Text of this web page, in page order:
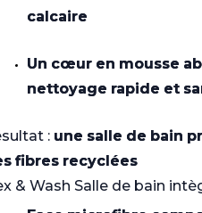
calcaire
Un cœur en mousse
nettoyage rapide et
: une salle de bain
fibres recyclées
& Wash Salle de bain